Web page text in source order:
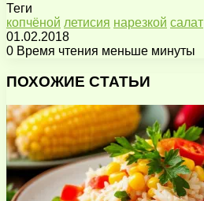
Теги
копчёной летисия нарезкой салат
01.02.2018
0 Время чтения меньше минуты
через
почту
ПОХОЖИЕ СТАТЬИ